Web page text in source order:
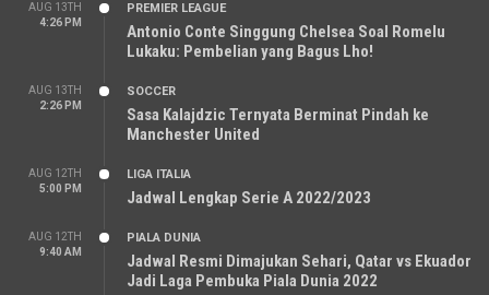
AUG 13TH
4:26 PM
PREMIER LEAGUE
Antonio Conte Singgung Chelsea Soal Romelu
Lukaku: Pembelian yang Bagus Lho!
AUG 13TH
2:26 PM
SOCCER
Sasa Kalajdzic Ternyata Berminat Pindah ke
Manchester United
AUG 12TH
5:00 PM
LIGA ITALIA
Jadwal Lengkap Serie A 2022/2023
AUG 12TH
9:40 AM
PIALA DUNIA
Jadwal Resmi Dimajukan Sehari, Qatar vs Ekuador
Jadi Laga Pembuka Piala Dunia 2022